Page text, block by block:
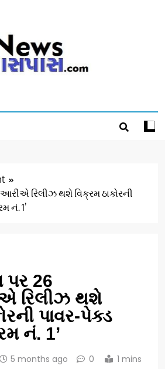
રિલીઝ થશે વિક્રમ ઠાકોરની
નં. 1’
26
રિલીઝ થશે
પાવર-પેક્ડ
નં. 1’
5 months ago 0 1 mins